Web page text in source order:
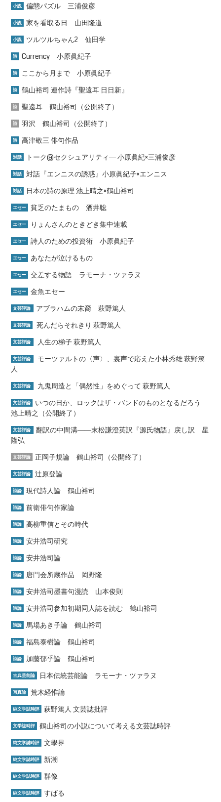
小説 偏態パズル 三浦俊彦
小説 家を看取る日 山田隆道
小説 ツルツルちゃん2 仙田学
詩 Currency 小原眞紀子
詩 ここから月まで 小原眞紀子
詩 鶴山裕司 連作詩『聖遠耳 日日新』
詩 聖遠耳 鶴山裕司（公開終了）
詩 羽沢 鶴山裕司（公開終了）
詩 高津敬三 俳句作品
対話 トーク@セクシュアリティ― 小原眞紀×三浦俊彦
対話 対話『エンニスの誘惑』小原眞紀子×エンニス
対話 日本の詩の原理 池上晴之×鶴山裕司
エセー 貧乏のたまもの 酒井聡
エセー りょんさんのときどき集中連載
エセー 詩人のための投資術 小原眞紀子
エセー あなたが泣けるもの
エセー 交差する物語 ラモーナ・ツァラヌ
エセー 金魚エセー
文芸評論 アブラハムの末裔 萩野篤人
文芸評論 死んだらそれきり 萩野篤人
文芸評論 人生の梯子 萩野篤人
文芸評論
モーツァルトの〈声〉、裏声で応えた小林秀雄 萩野篤
人
文芸評論 九鬼周造と「偶然性」をめぐって 萩野篤人
文芸評論
いつの日か、ロックはザ・バンドのものとなるだろう
池上晴之（公開終了）
文芸評論
翻訳の中間溝――末松謙澄英訳『源氏物語』戻し訳 星
隆弘
文芸評論 正岡子規論 鶴山裕司（公開終了）
文芸評論 辻原登論
詩論 現代詩人論 鶴山裕司
詩論 前衛俳句作家論
詩論 高柳重信とその時代
詩論 安井浩司研究
詩論 安井浩司論
詩論 唐門会所蔵作品 岡野隆
詩論 安井浩司墨書句漫読 山本俊則
詩論 安井浩司参加初期同人誌を読む 鶴山裕司
詩論 馬場あき子論 鶴山裕司
詩論 福島泰樹論 鶴山裕司
詩論 加藤郁乎論 鶴山裕司
古典芸能論 日本伝統芸能論 ラモーナ・ツァラヌ
写真論 荒木経惟論
純文学誌時評 萩野篤人 文芸誌批評
文学誌時評 鶴山裕司の小説について考える文芸誌時評
純文学誌時評 文學界
純文学誌時評 新潮
純文学誌時評 群像
純文学誌時評 すばる